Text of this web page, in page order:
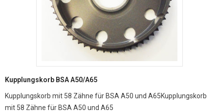
Kupplungskorb BSA A50/A65
Kupplungskorb mit 58 Zähne für BSA A50 und A65Kupplungskorb
mit 58 Zähne für BSA A50 und A65